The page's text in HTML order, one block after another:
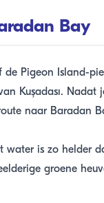
Bay
Pigeon Island-
Kuşadası.
naar Baradan
is zo helder
groene